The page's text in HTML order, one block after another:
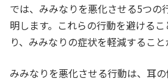
では、みみなりを悪化させる5つの
明します。これらの行動を避ける
り、みみなりの症状を軽減すること
みみなりを悪化させる行動は、耳